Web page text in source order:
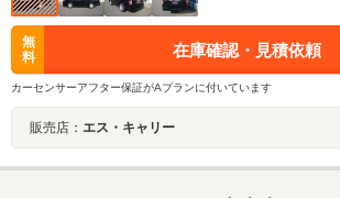
無
料
在庫確認・見積依頼
カーセンサーアフター保証がAプランに付いています
販売店： エス・キャリー